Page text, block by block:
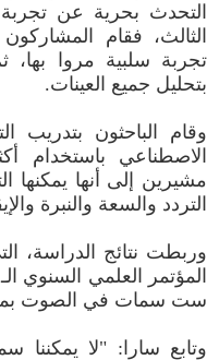
التحدث بحرية عن
الثالث، فقام
تجربة سلبية مروا
بتحليل جميع العينات.
وقام الباحثون بتدريب
التردد والسعة والنبرة
وربطت نتائج الدراسة،
ست سمات في الصوت
وتابع سارا: "لا يمكننا